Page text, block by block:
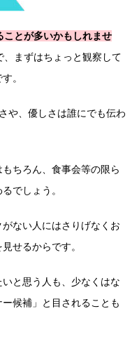
とが多いかもしれませ
まずはちょっと観察して
。
や、優しさは誰にでも伝わ
ちろん、食事会等の限ら
でしょう。
ない人にはさりげなくお
せるからです。
と思う人も、少なくはな
候補」と目されることも